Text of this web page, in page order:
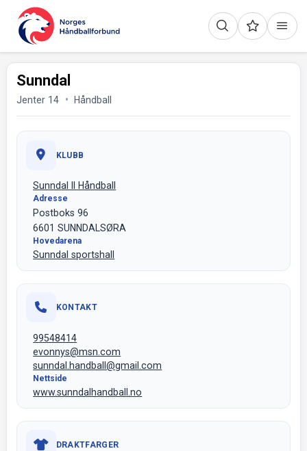
Sunndal
Jenter 14 Håndball
KLUBB
Sunndal Il Håndball
Adresse
Postboks 96
6601 SUNNDALSØRA
Hovedarena
Sunndal sportshall
KONTAKT
99548414
evonnys@msn.com
sunndal.handball@gmail.com
Nettside
www.sunndalhandball.no
DRAKTFARGER